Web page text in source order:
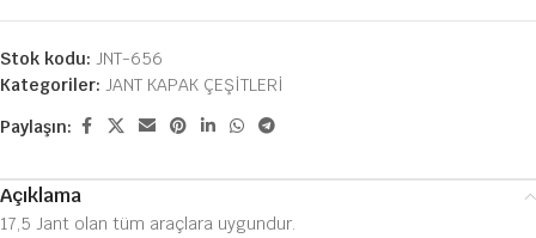
Stok kodu: JNT-656
Kategoriler: JANT KAPAK ÇEŞİTLERİ
Paylaşın:
Açıklama
17,5 Jant olan tüm araçlara uygundur.